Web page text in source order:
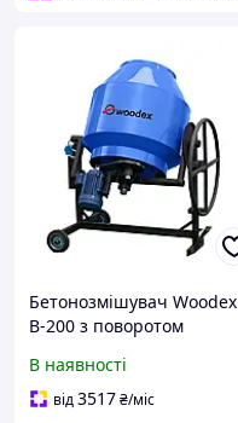
Бетонозмішувач Woodex
B-200 з поворотом
В наявності
від3517₴/міс